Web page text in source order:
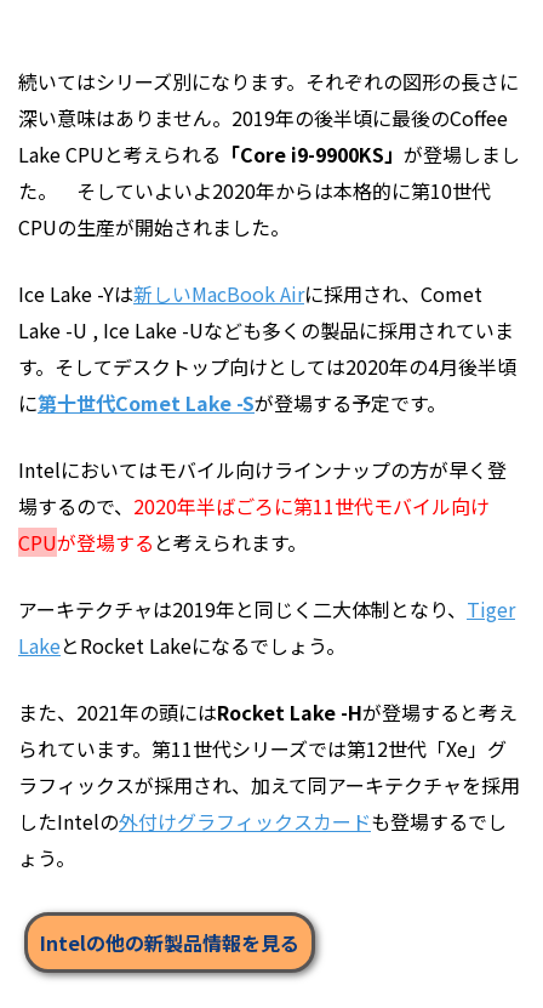
続いてはシリーズ別になります。それぞれの図形の長さに
深い意味はありません。2019年の後半頃に最後のCoffee
Lake CPUと考えられる 「Core i9-9900KS」 が登場しまし
た。 そしていよいよ2020年からは本格的に第10世代
CPUの生産が開始されました。
Ice Lake -Yは新しいMacBook Airに採用され、Comet
Lake -U , Ice Lake -Uなども多くの製品に採用されていま
す。そしてデスクトップ向けとしては2020年の4月後半頃
に第十世代Comet Lake -Sが登場する予定です。
Intelにおいてはモバイル向けラインナップの方が早く登
場するので、 2020年半ばごろに第11世代モバイル向け
CPUが登場する と考えられます。
アーキテクチャは2019年と同じく二大体制となり、 Tiger
LakeとRocket Lakeになるでしょう。
また、2021年の頭にはRocket Lake -Hが登場すると考え
られています。第11世代シリーズでは第12世代「Xe」グ
ラフィックスが採用され、加えて同アーキテクチャを採用
したIntelの外付けグラフィックスカードも登場するでし
ょう。
Intelの他の新製品情報を見る